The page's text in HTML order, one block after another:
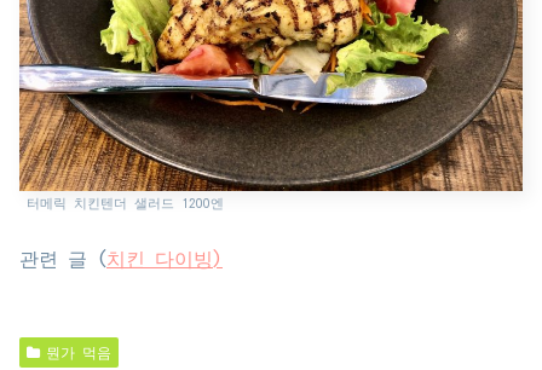
터메릭 치킨텐더 샐러드 1200엔
관련 글 (치킨 다이빙)
뭔가 먹음